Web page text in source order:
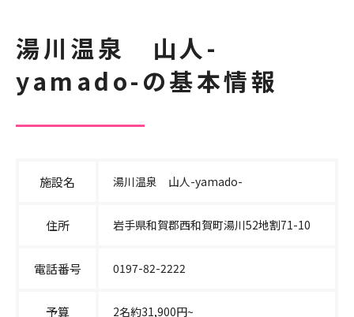
湯川温泉 山人-
yamado-の基本情報
施設名 湯川温泉 山人-yamado-
住所 岩手県和賀郡西和賀町湯川52地割71-10
電話番号 0197-82-2222
予算 2名約31,900円~